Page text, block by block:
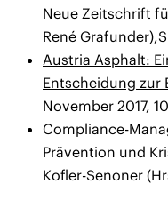
Neue Zeitschrift
René
Austria Asphalt:
Entscheidung zur
November 2017,
Compliance-
Prävention und
Kofler-Senoner